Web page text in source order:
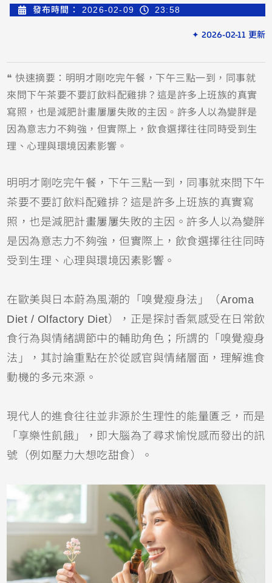
發布時間： 2026-02-09 23:58
✦ 2026-02-11 更新
❝ 快速摘要：明明才剛吃完午餐，下午三點一到，同事就
來問下午茶要不要訂飲料配雞排？這是許多上班族的真實
寫照，也是減肥計畫屢屢失敗的主因。許多人以為變胖是
因為意志力不夠強，但實際上，飲食選擇往往同時受到生
理、心理與環境因素影響。
明明才剛吃完午餐，下午三點一到，同事就來問下午
茶要不要訂飲料配雞排？這是許多上班族的真實寫
照，也是減肥計畫屢屢失敗的主因。許多人以為變胖
是因為意志力不夠強，但實際上，飲食選擇往往同時
受到生理、心理與環境因素影響。
在歐美與日本蔚為風潮的「嗅覺瘦身法」（Aroma
Diet / Olfactory Diet），正是探討香氣感受在日常飲
食行為與情緒調節中的輔助角色；所謂的「嗅覺瘦身
法」，其討論重點在於從感官與情緒層面，理解進食
動機的多元來源。
現代人的進食往往並非源於生理性的能量匱乏，而是
「享樂性飢餓」，即大腦為了尋求愉悅感而發出的訊
號（例如壓力大想吃甜食）。